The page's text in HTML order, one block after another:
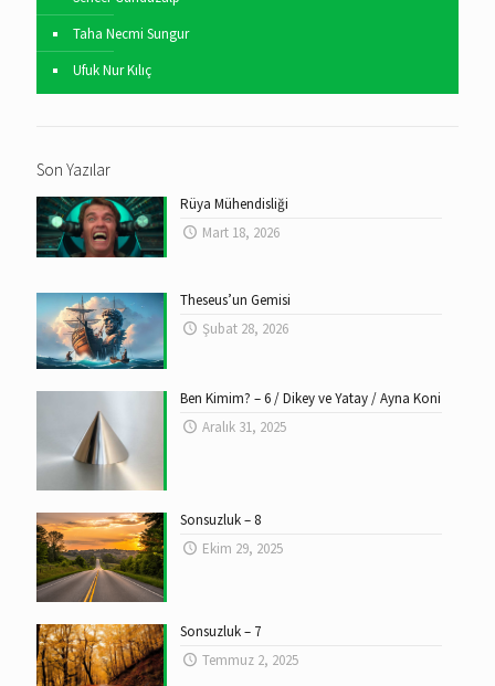
Taha Necmi Sungur
Ufuk Nur Kılıç
Son Yazılar
Rüya Mühendisliği
Mart 18, 2026
Theseus’un Gemisi
Şubat 28, 2026
Ben Kimim? – 6 / Dikey ve Yatay / Ayna Koni
Aralık 31, 2025
Sonsuzluk – 8
Ekim 29, 2025
Sonsuzluk – 7
Temmuz 2, 2025